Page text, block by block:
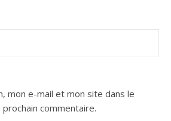
mon e-mail et mon site dans le
commentaire.